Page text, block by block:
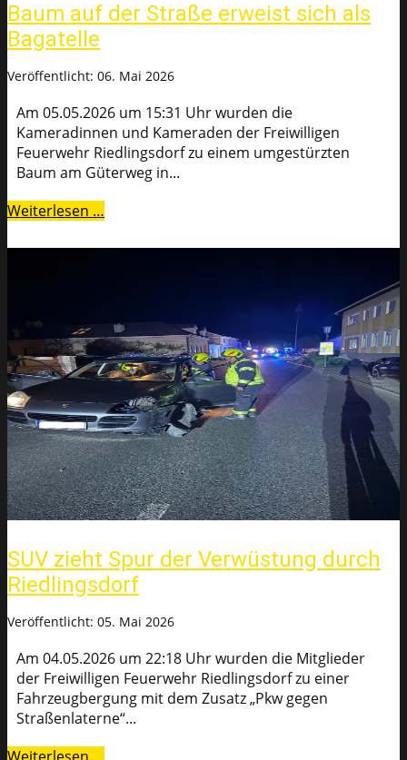
Baum auf der Straße erweist sich als
Bagatelle
Veröffentlicht: 06. Mai 2026
Am 05.05.2026 um 15:31 Uhr wurden die
Kameradinnen und Kameraden der Freiwilligen
Feuerwehr Riedlingsdorf zu einem umgestürzten
Baum am Güterweg in...
Weiterlesen …
SUV zieht Spur der Verwüstung durch
Riedlingsdorf
Veröffentlicht: 05. Mai 2026
Am 04.05.2026 um 22:18 Uhr wurden die Mitglieder
der Freiwilligen Feuerwehr Riedlingsdorf zu einer
Fahrzeugbergung mit dem Zusatz „Pkw gegen
Straßenlaterne“...